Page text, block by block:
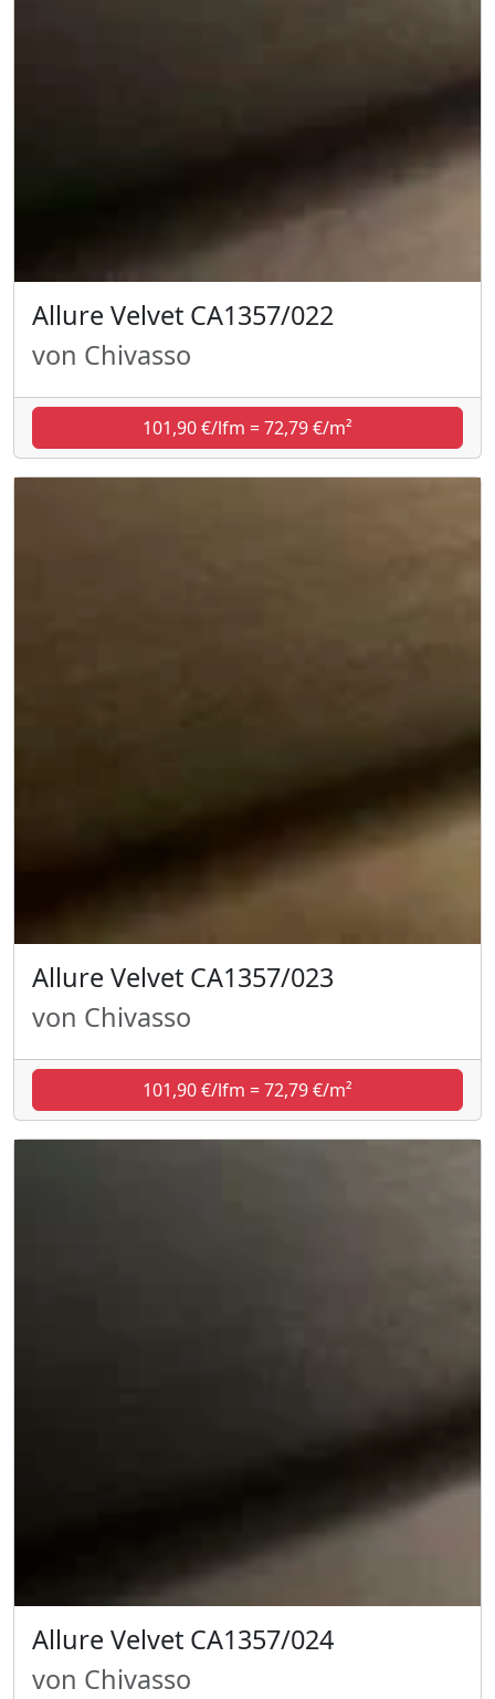
Allure Velvet CA1357/022
von Chivasso
101,90 €/lfm = 72,79 €/m²
Allure Velvet CA1357/023
von Chivasso
101,90 €/lfm = 72,79 €/m²
Allure Velvet CA1357/024
von Chivasso